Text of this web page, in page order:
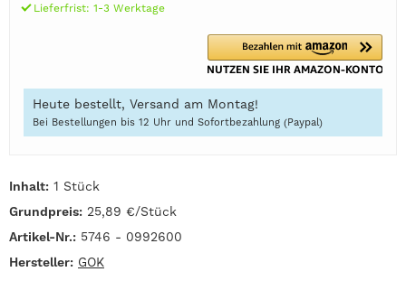
Inhalt: 1 Stück
Grundpreis: 25,89 €/Stück
Artikel-Nr.: 5746 - 0992600
Hersteller: GOK
Lieferfrist: 1-3 Werktage
Heute bestellt, Versand am Montag!
Bei Bestellungen bis 12 Uhr und Sofortbezahlung (Paypal)